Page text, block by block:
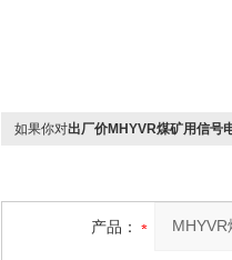
如果你对出厂价MHYVR煤矿用信号
产品：